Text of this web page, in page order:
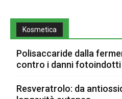
Kosmetica
Polisaccaride dalla
contro i danni fotoindotti
Resveratrolo: da